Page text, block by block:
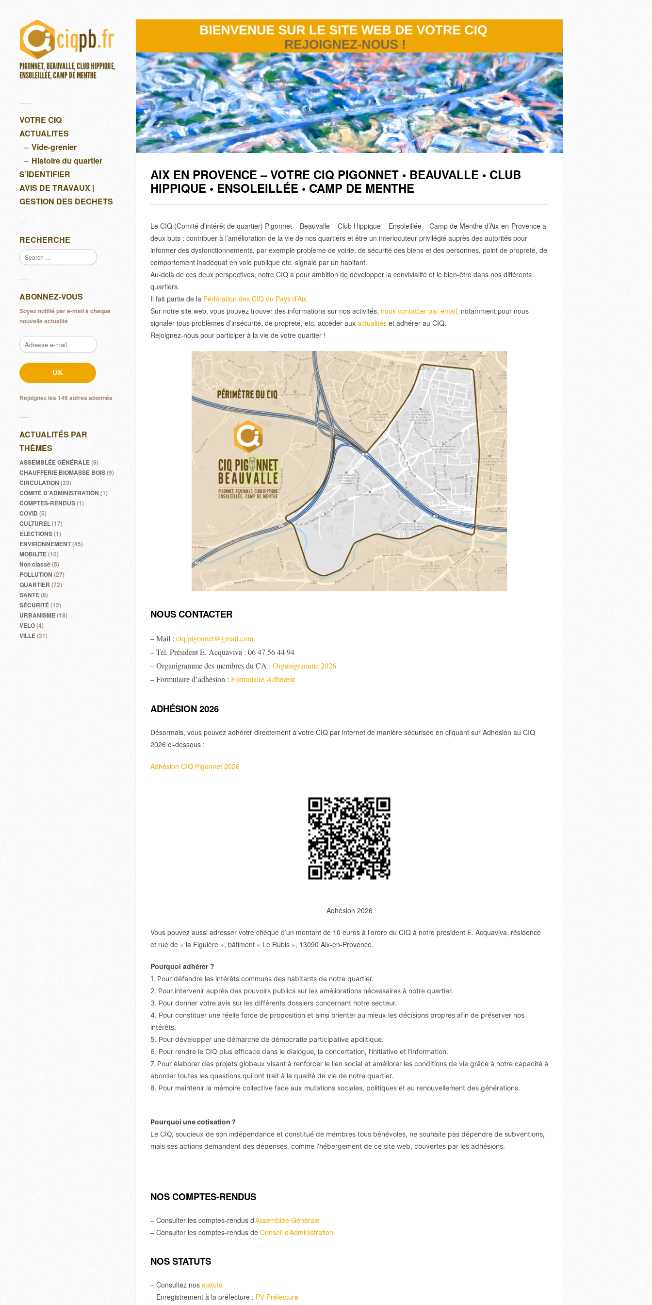
VOTRE CIQ
ACTUALITES
Vide-grenier
Histoire du quartier
S’IDENTIFIER
AVIS DE TRAVAUX |
GESTION DES DECHETS
RECHERCHE
ABONNEZ-VOUS
Soyez notifié par e-mail à chaque
nouvelle actualité
Adresse
e-
mail
OK
Rejoignez les 146 autres abonnés
ACTUALITÉS PAR
THÈMES
ASSEMBLÉE GÉNÉRALE(8)
CHAUFFERIE BIOMASSE BOIS(9)
CIRCULATION (33)
COMITÉ D'ADMINISTRATION (1)
COMPTES-RENDUS(1)
COVID (5)
CULTUREL(17)
ELECTIONS(1)
ENVIRONNEMENT(45)
MOBILITE(10)
Non classé(5)
POLLUTION (27)
QUARTIER (72)
SANTE(6)
SÉCURITÉ(12)
URBANISME(18)
VELO(4)
VILLE(31)
AIX EN PROVENCE – VOTRE CIQ PIGONNET • BEAUVALLE • CLUB
HIPPIQUE • ENSOLEILLÉE • CAMP DE MENTHE
Le CIQ (Comité d’intérêt de quartier) Pigonnet – Beauvalle – Club Hippique – Ensoleillée – Camp de Menthe d’Aix-en-Provence a
deux buts : contribuer à l’amélioration de la vie de nos quartiers et être un interlocuteur privilégié auprès des autorités pour
informer des dysfonctionnements, par exemple problème de voirie, de sécurité des biens et des personnes, point de propreté, de
comportement inadéquat en voie publique etc. signalé par un habitant.
Au-delà de ces deux perspectives, notre CIQ a pour ambition de développer la convivialité et le bien-être dans nos différents
quartiers.
Il fait partie de la Fédération des CIQ du Pays d’Aix.
Sur notre site web, vous pouvez trouver des informations sur nos activités, nous contacter par email, notamment pour nous
signaler tous problèmes d’insécurité, de propreté, etc. accéder aux actualités et adhérer au CIQ.
Rejoignez-nous pour participer à la vie de votre quartier !
NOUS CONTACTER
– Mail : ciq.pigonnet@gmail.com
– Tél. Président E. Acquaviva : 06 47 56 44 94
– Organigramme des membres du CA : Organigramme 2026
– Formulaire d’adhésion : Formulaire Adhérent
ADHÉSION 2026
Désormais, vous pouvez adhérer directement à votre CIQ par internet de manière sécurisée en cliquant sur Adhésion au CIQ
2026 ci-dessous :
Adhésion CIQ Pigonnet 2026
Adhésion 2026
Vous pouvez aussi adresser votre chèque d’un montant de 10 euros à l’ordre du CIQ à notre président E. Acquaviva, résidence
et rue de « la Figuière », bâtiment « Le Rubis », 13090 Aix-en-Provence.
Pourquoi adhérer ?
1. Pour défendre les intérêts communs des habitants de notre quartier.
2. Pour intervenir auprès des pouvoirs publics sur les améliorations nécessaires à notre quartier.
3. Pour donner votre avis sur les différents dossiers concernant notre secteur.
4. Pour constituer une réelle force de proposition et ainsi orienter au mieux les décisions propres afin de préserver nos
intérêts.
5. Pour développer une démarche de démocratie participative apolitique.
6. Pour rendre le CIQ plus efficace dans le dialogue, la concertation, l’initiative et l’information.
7. Pour élaborer des projets globaux visant à renforcer le lien social et améliorer les conditions de vie grâce à notre capacité à
aborder toutes les questions qui ont trait à la qualité de vie de notre quartier.
8. Pour maintenir la mémoire collective face aux mutations sociales, politiques et au renouvellement des générations.
Pourquoi une cotisation ?
Le CIQ, soucieux de son indépendance et constitué de membres tous bénévoles, ne souhaite pas dépendre de subventions,
mais ses actions demandent des dépenses, comme l’hébergement de ce site web, couvertes par les adhésions.
NOS COMPTES-RENDUS
– Consulter les comptes-rendus d’Assemblée Générale
– Consulter les comptes-rendus de Conseil d’Administration
NOS STATUTS
– Consultez nos statuts
– Enregistrement à la préfecture : PV Préfecture